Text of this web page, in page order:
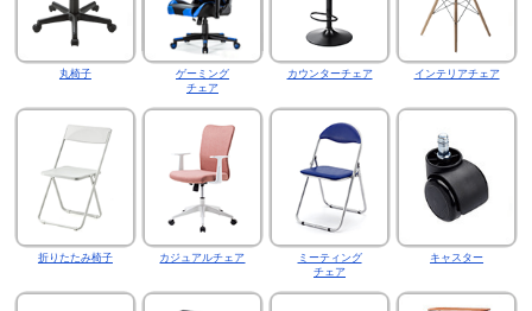
丸椅子
ゲーミング
チェア
カウンターチェア インテリアチェア
折りたたみ椅子 カジュアルチェア
ミーティング
チェア
キャスター